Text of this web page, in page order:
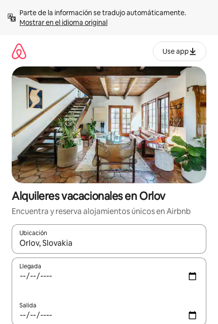
contenidoMostrar en el idioma original
Use app
Alquileres vacacionales en Orlov
Encuentra y reserva alojamientos únicos en Airbnb
Ubicación
Cuando los resultados estén disponibles, navega con las
Llegada
Salida